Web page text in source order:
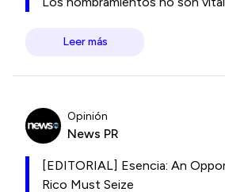
Leer más
Opinión
News PR
[EDITORIAL] Esencia: An
Rico Must Seize